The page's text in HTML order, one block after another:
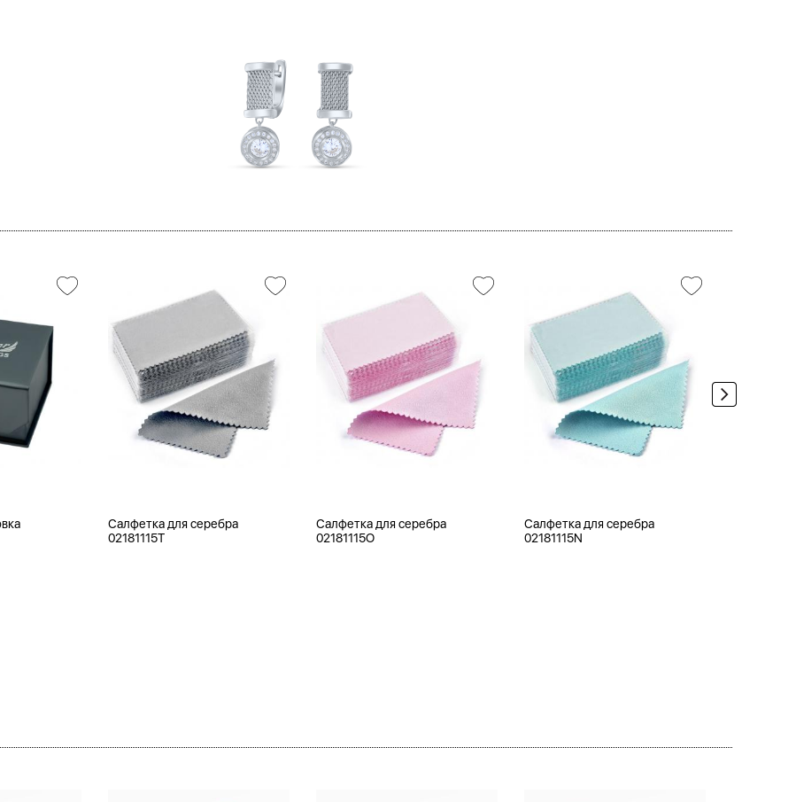
Салфетка для серебра
02181115T
Салфетка для серебра
02181115O
Салфетка для серебра
02181115N